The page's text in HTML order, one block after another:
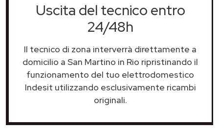
Uscita del tecnico entro
24/48h
Il tecnico di zona interverrà direttamente a
domicilio a San Martino in Rio ripristinando il
funzionamento del tuo elettrodomestico
Indesit utilizzando esclusivamente ricambi
originali.